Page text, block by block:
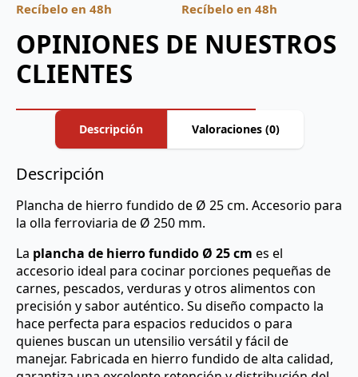
Recíbelo en 48h Recíbelo en 48h
OPINIONES DE NUESTROS
CLIENTES
Descripción Valoraciones (0)
Descripción
Plancha de hierro fundido de Ø 25 cm. Accesorio para
la olla ferroviaria de Ø 250 mm.
La plancha de hierro fundido Ø 25 cm es el
accesorio ideal para cocinar porciones pequeñas de
carnes, pescados, verduras y otros alimentos con
precisión y sabor auténtico. Su diseño compacto la
hace perfecta para espacios reducidos o para
quienes buscan un utensilio versátil y fácil de
manejar. Fabricada en hierro fundido de alta calidad,